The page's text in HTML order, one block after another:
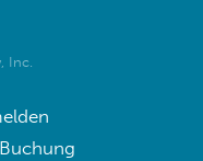
Inc.